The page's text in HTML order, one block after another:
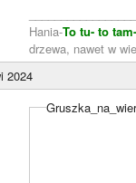
Hania-To tu- to
drzewa, nawet w
2024